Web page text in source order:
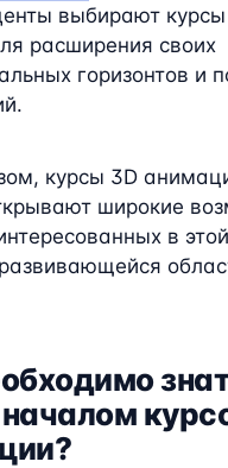
выбирают
расширения своих
горизонтов и
курсы 3D
широкие
в этой